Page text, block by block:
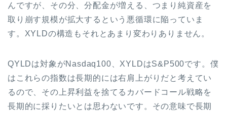
んですが、その分、分配金が増える、つまり純資産を
取り崩す規模が拡大するという悪循環に陥っていま
す。XYLDの構造もそれとあまり変わりありません。
QYLDは対象がNasdaq100、XYLDはS&P500です。僕
はこれらの指数は長期的には右肩上がりだと考えてい
るので、その上昇利益を捨てるカバードコール戦略を
長期的に採りたいとは思わないです。その意味で長期